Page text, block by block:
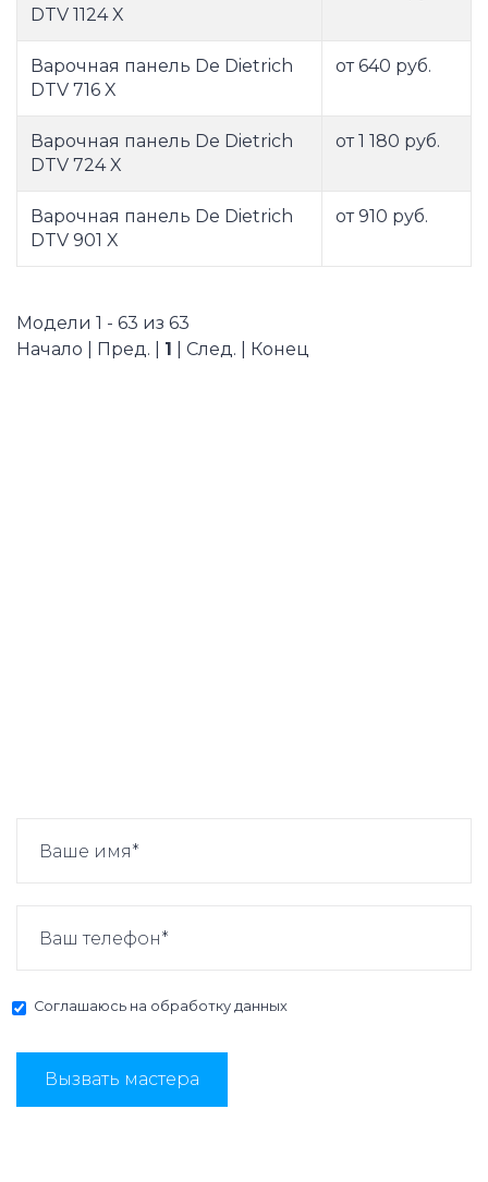
DTV 1124 X
Варочная панель De Dietrich
DTV 716 X
от 640 руб.
Варочная панель De Dietrich
DTV 724 X
от 1 180 руб.
Варочная панель De Dietrich
DTV 901 X
от 910 руб.
Модели 1 - 63 из 63
Начало | Пред. | 1 | След. | Конец
Соглашаюсь на обработку данных
Вызвать мастера